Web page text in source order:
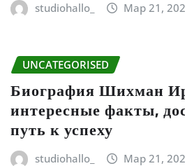
studiohallo_ Мар 21,
UNCATEGORISED
Биография Шихман
интересные факты,
путь к успеху
studiohallo_ Мар 21,